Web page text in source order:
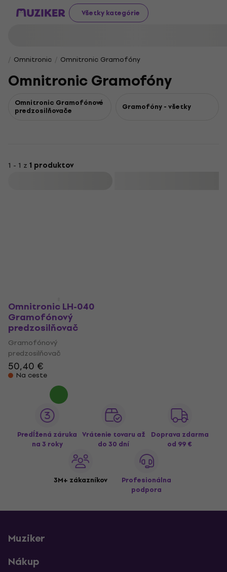
Všetky kategórie
Omnitronic Omnitronic Gramofóny
Omnitronic Gramofóny
Omnitronic Gramofónové
predzosilňovače Gramofóny - všetky
1 - 1 z 1 produktov
Omnitronic LH-040
Gramofónový
predzosilňovač
Gramofónový
predzosilňovač
50,40 €
Na ceste
Predĺžená záruka
na 3 roky
Vrátenie tovaru až
do 30 dní
Doprava zdarma
od 99 €
3M+ zákazníkov
Profesionálna
podpora
Muziker
Nákup